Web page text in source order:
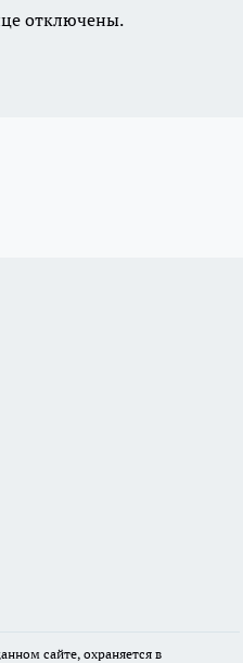
отключены.
сайте, охраняется в